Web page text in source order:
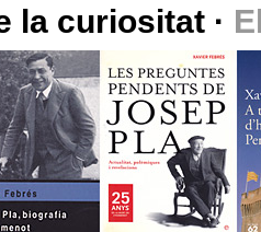
la curiositat ·